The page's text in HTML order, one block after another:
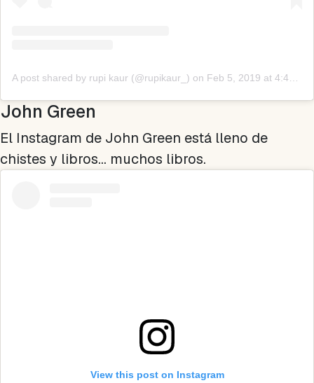
A post shared by rupi kaur (@rupikaur_) on Feb 5, 2019 at 4:45pm PST
John Green
El Instagram de John Green está lleno de
chistes y libros... muchos libros.
View this post on Instagram